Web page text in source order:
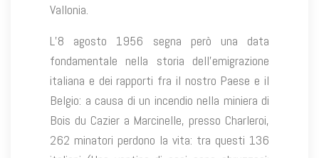
Vallonia.
L’8 agosto 1956 segna però una data
fondamentale nella storia dell’emigrazione
italiana e dei rapporti fra il nostro Paese e il
Belgio: a causa di un incendio nella miniera di
Bois du Cazier a Marcinelle, presso Charleroi,
262 minatori perdono la vita: tra questi 136